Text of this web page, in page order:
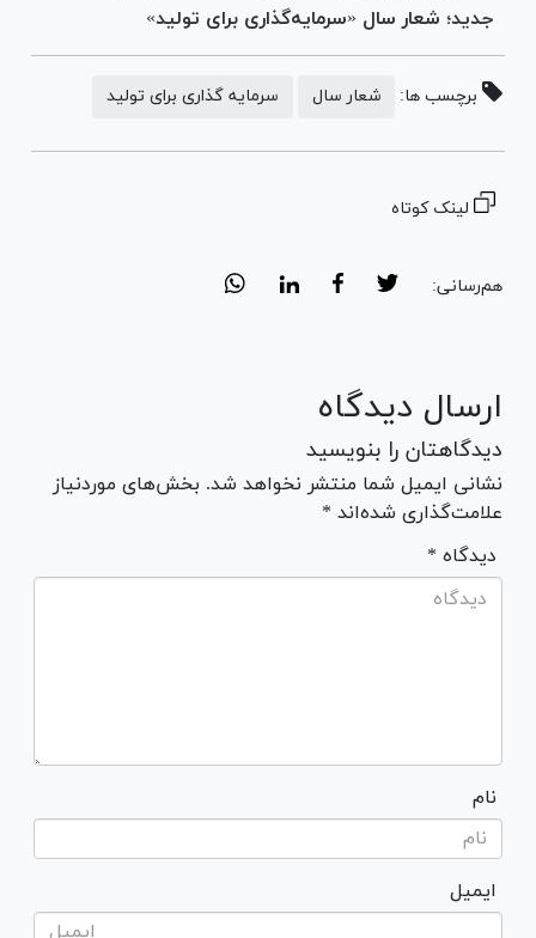
جدید؛ شعار سال «سرمایه‌گذاری برای تولید»
برچسب ها: شعار سال سرمایه گذاری برای تولید
لینک کوتاه
هم‌رسانی:
ارسال دیدگاه
دیدگاهتان را بنویسید
نشانی ایمیل شما منتشر نخواهد شد. بخش‌های موردنیاز
علامت‌گذاری شده‌اند *
* دیدگاه
نام
ایمیل